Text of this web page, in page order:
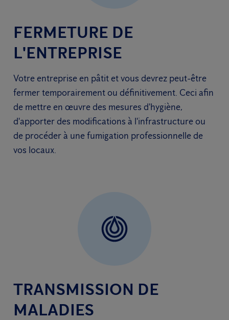
FERMETURE DE
L'ENTREPRISE
Votre entreprise en pâtit et vous devrez peut-être
fermer temporairement ou définitivement. Ceci afin
de mettre en œuvre des mesures d'hygiène,
d'apporter des modifications à l'infrastructure ou
de procéder à une fumigation professionnelle de
vos locaux.
TRANSMISSION DE
MALADIES